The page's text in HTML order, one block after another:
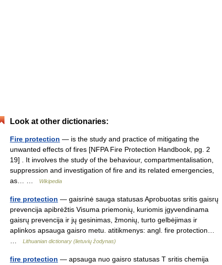
Look at other dictionaries:
Fire protection — is the study and practice of mitigating the
unwanted effects of fires [NFPA Fire Protection Handbook, pg. 2
19] . It involves the study of the behaviour, compartmentalisation,
suppression and investigation of fire and its related emergencies,
as… …
Wikipedia
fire protection — gaisrinė sauga statusas Aprobuotas sritis gaisrų
prevencija apibrėžtis Visuma priemonių, kuriomis įgyvendinama
gaisrų prevencija ir jų gesinimas, žmonių, turto gelbėjimas ir
aplinkos apsauga gaisro metu. atitikmenys: angl. fire protection…
Lithuanian dictionary (lietuvių žodynas)
fire protection — apsauga nuo gaisro statusas T sritis chemija